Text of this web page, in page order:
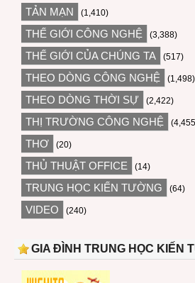
TẢN MẠN (1,410)
THẾ GIỚI CÔNG NGHỆ (3,388)
THẾ GIỚI CỦA CHÚNG TA (517)
THEO DÒNG CÔNG NGHỆ (1,498)
THEO DÒNG THỜI SỰ (2,422)
THỊ TRƯỜNG CÔNG NGHỆ
THƠ (20)
THỦ THUẬT OFFICE (14)
TRUNG HỌC KIẾN TƯỜNG (64)
VIDEO (240)
GIA ĐÌNH TRUNG HỌC KIẾN